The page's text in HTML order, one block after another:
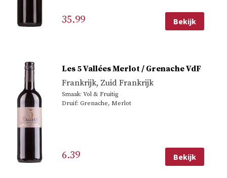
35.99 Bekijk
Les 5 Vallées Merlot / Grenache VdF
Frankrijk, Zuid Frankrijk
Smaak: Vol & Fruitig
Druif: Grenache, Merlot
6.39 Bekijk